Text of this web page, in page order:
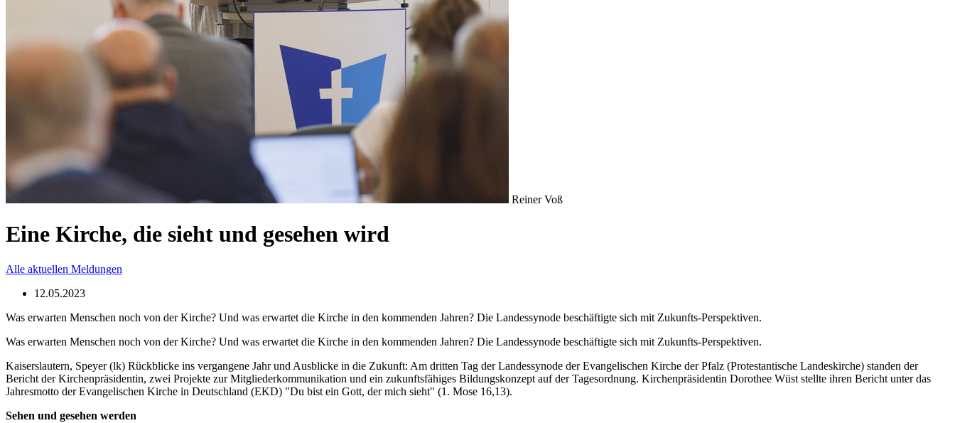
Reiner Voß
Eine Kirche, die sieht und gesehen wird
Alle aktuellen Meldungen
12.05.2023
Was erwarten Menschen noch von der Kirche? Und was erwartet die Kirche in den kommenden Jahren? Die Landessynode beschäftigte sich mit Zukunfts-Perspektiven.
Was erwarten Menschen noch von der Kirche? Und was erwartet die Kirche in den kommenden Jahren? Die Landessynode beschäftigte sich mit Zukunfts-Perspektiven.
Kaiserslautern, Speyer (lk) Rückblicke ins vergangene Jahr und Ausblicke in die Zukunft: Am dritten Tag der Landessynode der Evangelischen Kirche der Pfalz (Protestantische Landeskirche) standen der
Bericht der Kirchenpräsidentin, zwei Projekte zur Mitgliederkommunikation und ein zukunftsfähiges Bildungskonzept auf der Tagesordnung. Kirchenpräsidentin Dorothee Wüst stellte ihren Bericht unter das
Jahresmotto der Evangelischen Kirche in Deutschland (EKD) "Du bist ein Gott, der mich sieht" (1. Mose 16,13).
Sehen und gesehen werden